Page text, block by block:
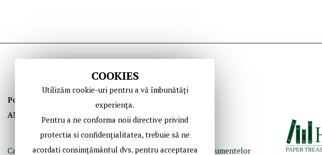
COOKIES
Utilizăm cookie-uri pentru a vă îmbunătăți
experiența.
Pentru a ne conforma noii directive privind
protectia si confidențialitatea, trebuie să ne
acordati consimțământul dvs. pentru acceptarea
Politica de Confidenţ
ANPC
Contact
Casă de licitaţii dedicată bibliofiliei, fotografiei istorice şi documentelor